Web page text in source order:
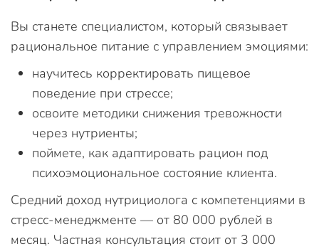
Вы станете специалистом, который связывает
рациональное питание с управлением эмоциями:
научитесь корректировать пищевое
поведение при стрессе;
освоите методики снижения тревожности
через нутриенты;
поймете, как адаптировать рацион под
психоэмоциональное состояние клиента.
Средний доход нутрициолога с компетенциями в
стресс-менеджменте — от 80 000 рублей в
месяц. Частная консультация стоит от 3 000